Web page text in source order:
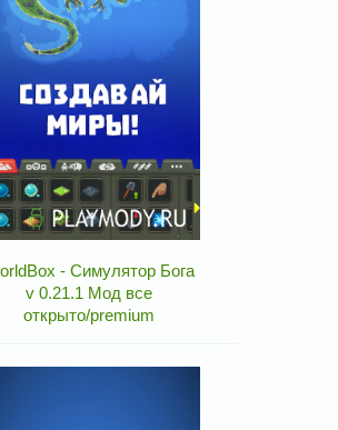
- Симулятор Бога
v 0.21.1 Мод все
открыто/premium